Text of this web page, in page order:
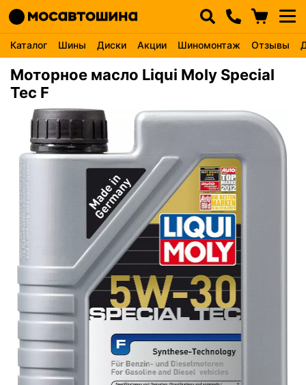
Каталог Шины Диски Акции Шиномонтаж Отзывы
Моторное масло Liqui Moly Special
Tec F